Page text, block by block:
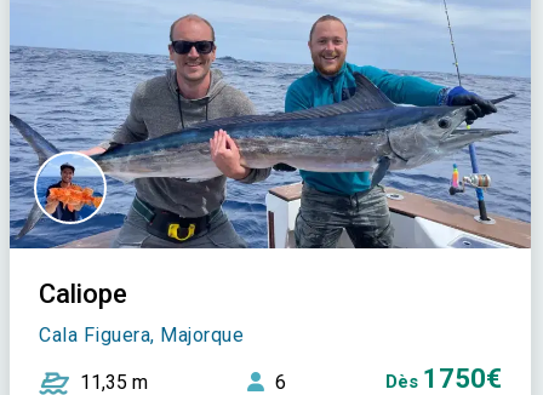
Caliope
Cala Figuera, Majorque
11,35 m 6 Dès 1750€